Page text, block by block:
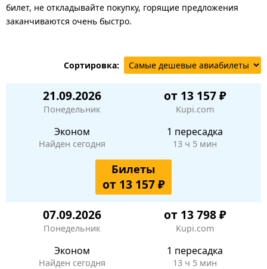
билет, не откладывайте покупку, горящие предложения
заканчиваются очень быстро.
Сортировка:
21.09.2026
Понедельник
от 13 157 ₽
Kupi.com
Эконом
Найден сегодня
1 пересадка
13 ч 5 мин
Билеты
от 13 157 ₽
07.09.2026
Понедельник
от 13 798 ₽
Kupi.com
Эконом
Найден сегодня
1 пересадка
13 ч 5 мин